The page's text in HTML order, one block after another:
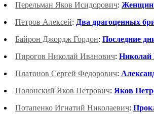
Перельман Яков Исидорович:
Петров Алексей: Два драгоценных
Байрон Джордж Гордон: Последние
Пирогов Николай Иванович: Николай
Платонов Сергей Федорович:
Полонский Яков Петрович: Яков
Потапенко Игнатий Николаевич: